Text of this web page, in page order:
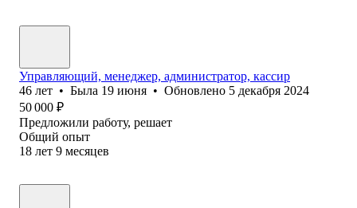
Управляющий, менеджер, администратор, кассир
46 лет • Была 19 июня • Обновлено 5 декабря 2024
50 000 ₽
Предложили работу, решает
Общий опыт
18 лет 9 месяцев